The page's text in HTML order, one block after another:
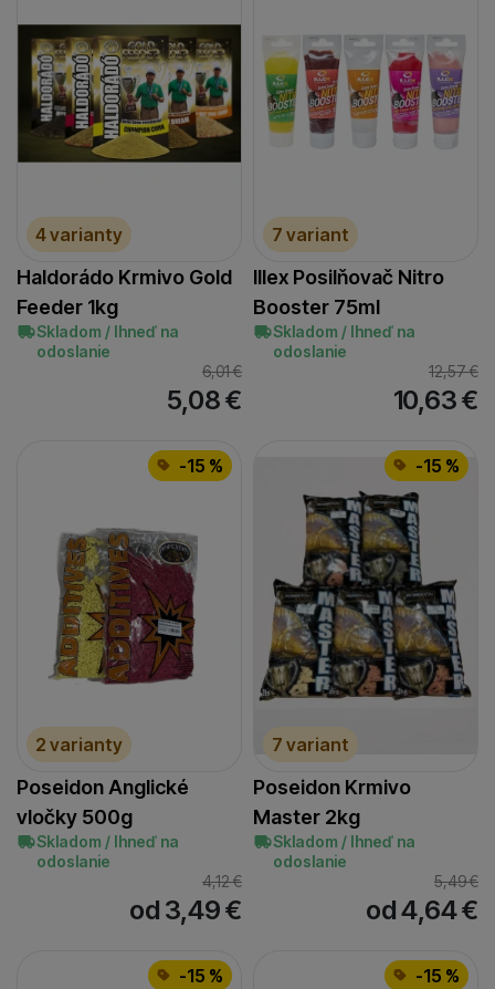
4 varianty
Haldorádo Krmivo Gold
Feeder 1kg
Skladom / Ihneď na
odoslanie
6,01€
5,08€
7 variant
Illex Posilňovač Nitro
Booster 75ml
Skladom / Ihneď na
odoslanie
12,57€
10,63€
-15 %
2 varianty
Poseidon Anglické
vločky 500g
Skladom / Ihneď na
odoslanie
4,12€
od 3,49€
-15 %
7 variant
Poseidon Krmivo
Master 2kg
Skladom / Ihneď na
odoslanie
5,49€
od 4,64€
-15 % -15 %